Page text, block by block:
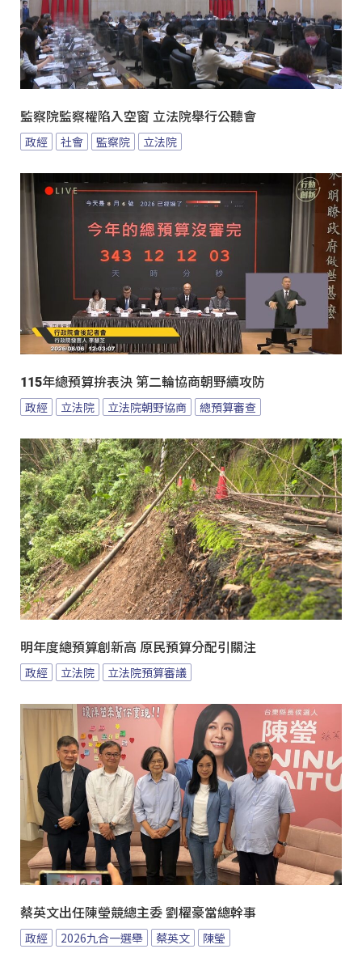
監察院監察權陷入空窗 立法院舉行公聽會
政經 社會 監察院 立法院
115年總預算拚表決 第二輪協商朝野續攻防
政經 立法院 立法院朝野協商 總預算審查
明年度總預算創新高 原民預算分配引關注
政經 立法院 立法院預算審議
蔡英文出任陳瑩競總主委 劉櫂豪當總幹事
政經 2026九合一選舉 蔡英文 陳瑩